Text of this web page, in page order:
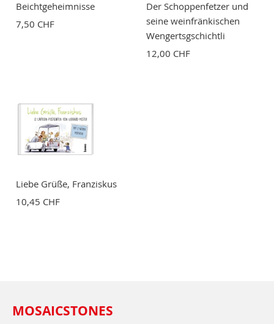
Beichtgeheimnisse
7,50 CHF
Der Schoppenfetzer und
seine weinfränkischen
Wengertsgschichtli
12,00 CHF
Liebe Grüße, Franziskus
10,45 CHF
MOSAICSTONES